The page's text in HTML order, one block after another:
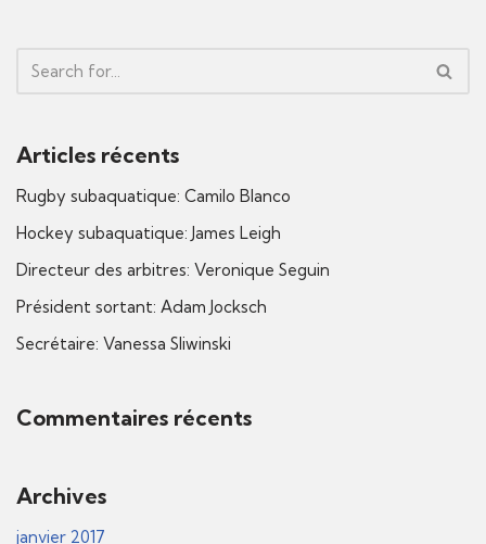
Articles récents
Rugby subaquatique: Camilo Blanco
Hockey subaquatique: James Leigh
Directeur des arbitres: Veronique Seguin
Président sortant: Adam Jocksch
Secrétaire: Vanessa Sliwinski
Commentaires récents
Archives
janvier 2017